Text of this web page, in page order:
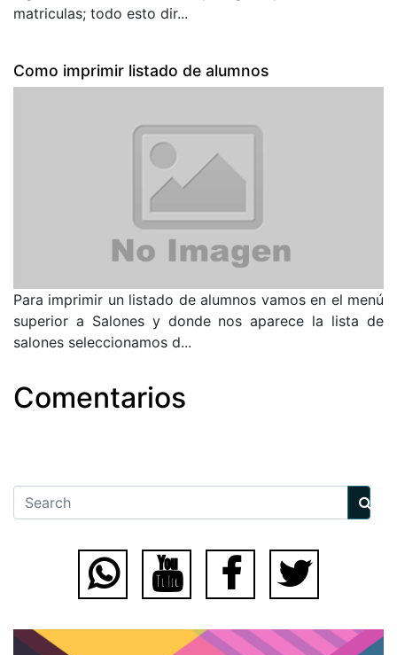
matriculas; todo esto dir...
Como imprimir listado de alumnos
Para imprimir un listado de alumnos vamos en el menú
superior a Salones y donde nos aparece la lista de
salones seleccionamos d...
Comentarios